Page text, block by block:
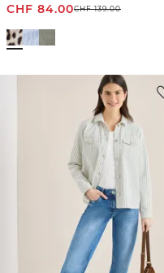
CHF 84.00CHF139.00